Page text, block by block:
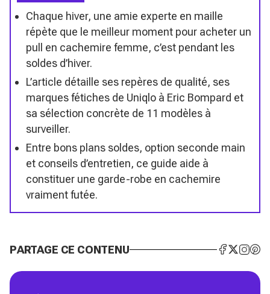
Chaque hiver, une amie experte en maille
répète que le meilleur moment pour acheter un
pull en cachemire femme, c’est pendant les
soldes d’hiver.
L’article détaille ses repères de qualité, ses
marques fétiches de Uniqlo à Eric Bompard et
sa sélection concrète de 11 modèles à
surveiller.
Entre bons plans soldes, option seconde main
et conseils d’entretien, ce guide aide à
constituer une garde-robe en cachemire
vraiment futée.
PARTAGE CE CONTENU